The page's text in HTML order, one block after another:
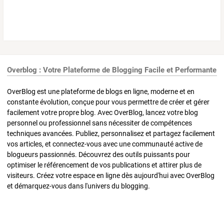
Overblog : Votre Plateforme de Blogging Facile et Performante
OverBlog est une plateforme de blogs en ligne, moderne et en
constante évolution, conçue pour vous permettre de créer et gérer
facilement votre propre blog. Avec OverBlog, lancez votre blog
personnel ou professionnel sans nécessiter de compétences
techniques avancées. Publiez, personnalisez et partagez facilement
vos articles, et connectez-vous avec une communauté active de
blogueurs passionnés. Découvrez des outils puissants pour
optimiser le référencement de vos publications et attirer plus de
visiteurs. Créez votre espace en ligne dès aujourd'hui avec OverBlog
et démarquez-vous dans l'univers du blogging.